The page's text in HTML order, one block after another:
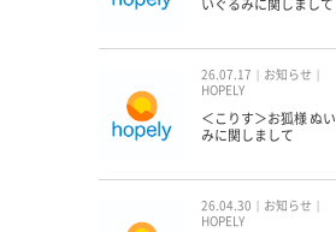
いぐるみに関しまして
26.07.17
お知らせ
HOPELY
＜こりす＞お狐様 ぬ
みに関しまして
26.04.30
お知らせ
HOPELY